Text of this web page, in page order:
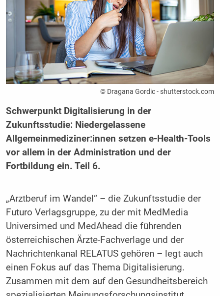
© Dragana Gordic - shutterstock.com
Schwerpunkt Digitalisierung in der
Zukunftsstudie: Niedergelassene
Allgemeinmediziner:innen setzen e-Health-Tools
vor allem in der Administration und der
Fortbildung ein. Teil 6.
„Arztberuf im Wandel“ – die Zukunftsstudie der
Futuro Verlagsgruppe, zu der mit MedMedia
Universimed und MedAhead die führenden
österreichischen Ärzte-Fachverlage und der
Nachrichtenkanal RELATUS gehören – legt auch
einen Fokus auf das Thema Digitalisierung.
Zusammen mit dem auf den Gesundheitsbereich